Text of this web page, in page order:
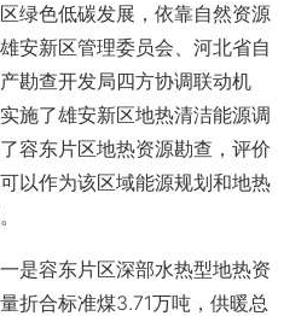
绿色低碳发展，依靠自然资源
安新区管理委员会、河北省自
勘查开发局四方协调联动机
施了雄安新区地热清洁能源调
容东片区地热资源勘查，评价
以作为该区域能源规划和地热
容东片区深部水热型地热资
折合标准煤3.71万吨，供暖总